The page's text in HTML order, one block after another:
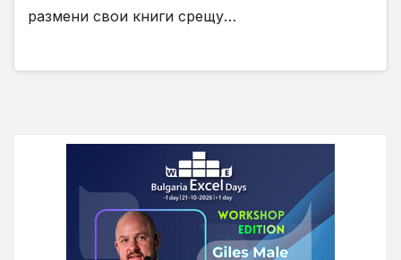
размени свои книги срещу…